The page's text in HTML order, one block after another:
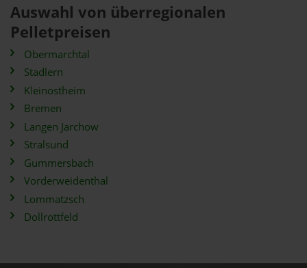
Auswahl von überregionalen
Pelletpreisen
Obermarchtal
Stadlern
Kleinostheim
Bremen
Langen Jarchow
Stralsund
Gummersbach
Vorderweidenthal
Lommatzsch
Dollrottfeld